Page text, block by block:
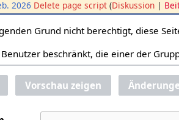
2026 Delete page script Diskussion
Grund nicht berechtigt, diese
beschränkt, die einer der
Vorschau zeigen